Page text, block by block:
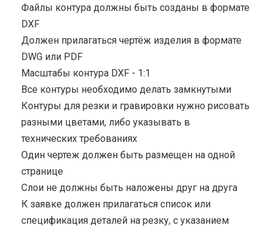
Файлы контура должны быть созданы в формате
DXF
Должен прилагаться чертёж изделия в формате
DWG или PDF
Масштабы контура DXF - 1:1
Все контуры необходимо делать замкнутыми
Контуры для резки и гравировки нужно рисовать
разными цветами, либо указывать в
технических требованиях
Один чертеж должен быть размещен на одной
странице
Cлои не должны быть наложены друг на друга
К заявке должен прилагаться список или
спецификация деталей на резку, с указанием